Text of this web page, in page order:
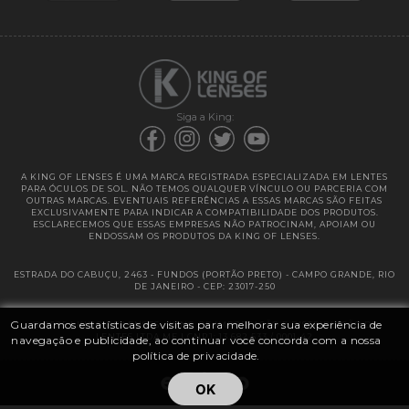
Guardamos estatísticas de visitas para melhorar sua experiência de
navegação e publicidade, ao continuar você concorda com a nossa
política de privacidade.
OK
Siga a King:
A KING OF LENSES É UMA MARCA REGISTRADA ESPECIALIZADA EM LENTES
PARA ÓCULOS DE SOL. NÃO TEMOS QUALQUER VÍNCULO OU PARCERIA COM
OUTRAS MARCAS. EVENTUAIS REFERÊNCIAS A ESSAS MARCAS SÃO FEITAS
EXCLUSIVAMENTE PARA INDICAR A COMPATIBILIDADE DOS PRODUTOS.
ESCLARECEMOS QUE ESSAS EMPRESAS NÃO PATROCINAM, APOIAM OU
ENDOSSAM OS PRODUTOS DA KING OF LENSES.
ESTRADA DO CABUÇU, 2463 - FUNDOS (PORTÃO PRETO) - CAMPO GRANDE, RIO
DE JANEIRO - CEP: 23017-250
@ 2025 | KING OF LENSES - KING OF IMPORTAÇÃO E DISTRIBUIÇÃO DE
LENTES LTDA ME | CNPJ: 13.682.533 / 0001-42